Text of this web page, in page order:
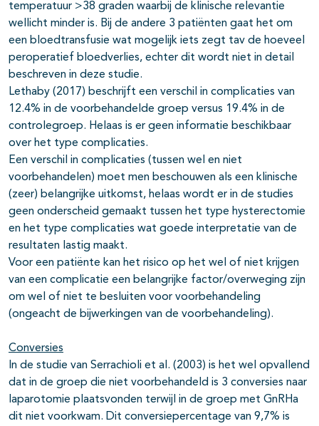
temperatuur >38 graden waarbij de klinische relevantie
wellicht minder is. Bij de andere 3 patiënten gaat het om
een bloedtransfusie wat mogelijk iets zegt tav de hoeveel
peroperatief bloedverlies, echter dit wordt niet in detail
beschreven in deze studie.
Lethaby (2017) beschrijft een verschil in complicaties van
12.4% in de voorbehandelde groep versus 19.4% in de
controlegroep. Helaas is er geen informatie beschikbaar
over het type complicaties.
Een verschil in complicaties (tussen wel en niet
voorbehandelen) moet men beschouwen als een klinische
(zeer) belangrijke uitkomst, helaas wordt er in de studies
geen onderscheid gemaakt tussen het type hysterectomie
en het type complicaties wat goede interpretatie van de
resultaten lastig maakt.
Voor een patiënte kan het risico op het wel of niet krijgen
van een complicatie een belangrijke factor/overweging zijn
om wel of niet te besluiten voor voorbehandeling
(ongeacht de bijwerkingen van de voorbehandeling).
Conversies
In de studie van Serrachioli et al. (2003) is het wel opvallend
dat in de groep die niet voorbehandeld is 3 conversies naar
laparotomie plaatsvonden terwijl in de groep met GnRHa
dit niet voorkwam. Dit conversiepercentage van 9,7% is